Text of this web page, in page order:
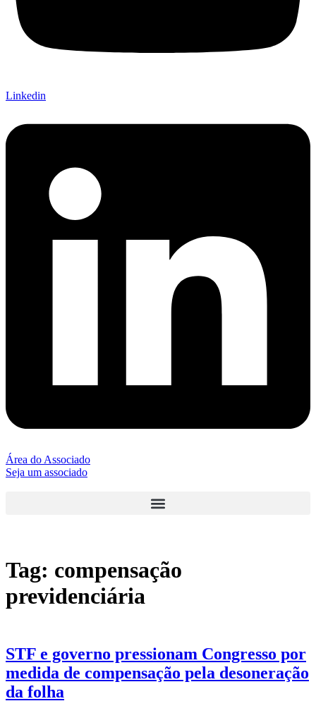
Linkedin
Área do Associado
Seja um associado
Tag: compensação
previdenciária
STF e governo pressionam Congresso por
medida de compensação pela desoneração
da folha